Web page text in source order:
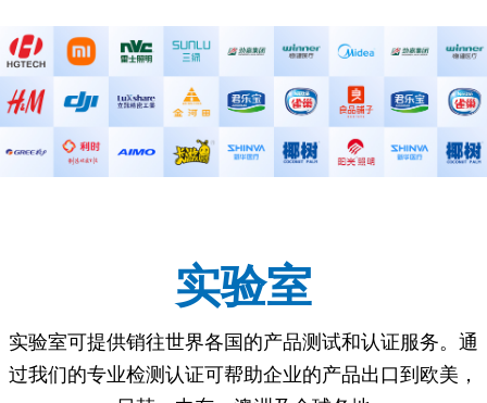
实验室
实验室可提供销往世界各国的产品测试和认证服务。通
过我们的专业检测认证可帮助企业的产品出口到欧美，